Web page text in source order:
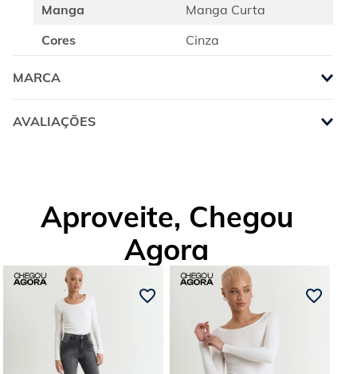
Manga
Manga Curta
Cores
Cinza
MARCA
AVALIAÇÕES
Aproveite, Chegou
Agora